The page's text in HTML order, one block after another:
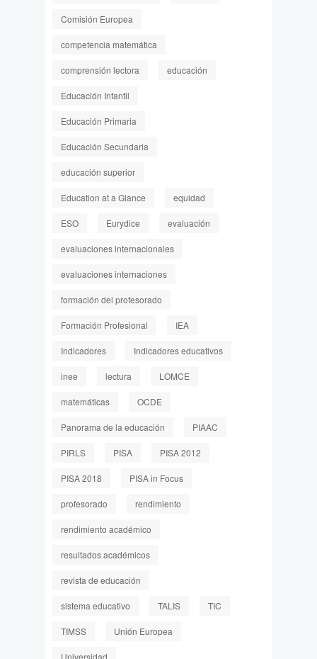
Comisión Europea
competencia matemática
comprensión lectora educación
Educación Infantil
Educación Primaria
Educación Secundaria
educación superior
Education at a Glance equidad
ESO Eurydice evaluación
evaluaciones internacionales
evaluaciones internaciones
formación del profesorado
Formación Profesional IEA
Indicadores Indicadores educativos
inee lectura LOMCE
matemáticas OCDE
Panorama de la educación PIAAC
PIRLS PISA PISA 2012
PISA 2018 PISA in Focus
profesorado rendimiento
rendimiento académico
resultados académicos
revista de educación
sistema educativo TALIS TIC
TIMSS Unión Europea
Universidad